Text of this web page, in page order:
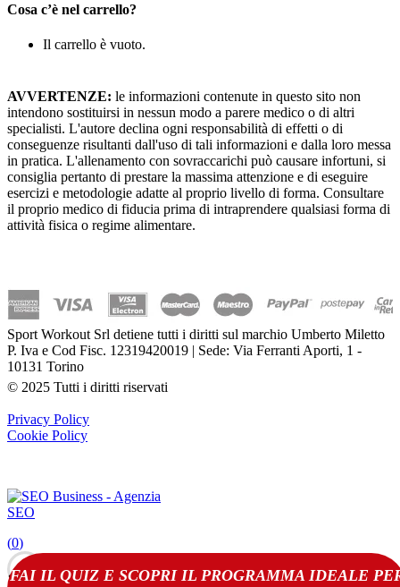
Cosa c’è nel carrello?
Il carrello è vuoto.
AVVERTENZE: le informazioni contenute in questo sito non
intendono sostituirsi in nessun modo a parere medico o di altri
specialisti. L'autore declina ogni responsabilità di effetti o di
conseguenze risultanti dall'uso di tali informazioni e dalla loro messa
in pratica. L'allenamento con sovraccarichi può causare infortuni, si
consiglia pertanto di prestare la massima attenzione e di eseguire
esercizi e metodologie adatte al proprio livello di forma. Consultare
il proprio medico di fiducia prima di intraprendere qualsiasi forma di
attività fisica o regime alimentare.
Sport Workout Srl detiene tutti i diritti sul marchio Umberto Miletto
P. Iva e Cod Fisc. 12319420019 | Sede: Via Ferranti Aporti, 1 -
10131 Torino
© 2025 Tutti i diritti riservati
Privacy Policy
Cookie Policy
(0)
FAI IL QUIZ E SCOPRI IL PROGRAMMA IDEALE